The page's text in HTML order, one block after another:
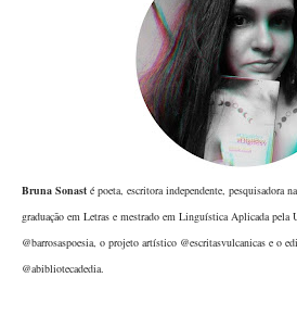
Bruna Sonast é poeta, escritora independente, pesquisadora
graduação em Letras e mestrado em Linguística Aplicada
@barrosaspoesia, o projeto artístico @escritasvulcanicas e o
@abibliotecadedia.